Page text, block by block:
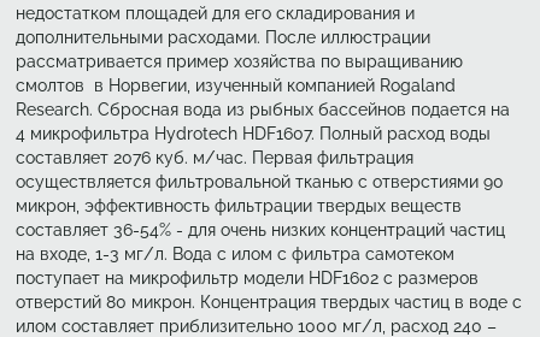
недостатком площадей для его складирования и
дополнительными расходами. После иллюстрации
рассматривается пример хозяйства по выращиванию
смолтов в Норвегии, изученный компанией Rogaland
Research. Сбросная вода из рыбных бассейнов подается на
4 микрофильтра Hydrotech HDF1607. Полный расход воды
составляет 2076 куб. м/час. Первая фильтрация
осуществляется фильтровальной тканью с отверстиями 90
микрон, эффективность фильтрации твердых веществ
составляет 36-54% - для очень низких концентраций частиц
на входе, 1-3 мг/л. Вода с илом с фильтра самотеком
поступает на микрофильтр модели HDF1602 с размеров
отверстий 80 микрон. Концентрация твердых частиц в воде с
илом составляет приблизительно 1000 мг/л, расход 240 –